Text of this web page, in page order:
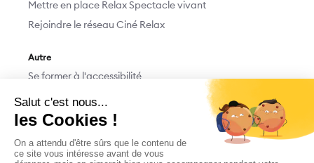
Mettre en place Relax Spectacle vivant
Rejoindre le réseau Ciné Relax
Autre
Se former à l'accessibilité
Devenir bénévole
Nous contacter
M'abonner/Me désabonner